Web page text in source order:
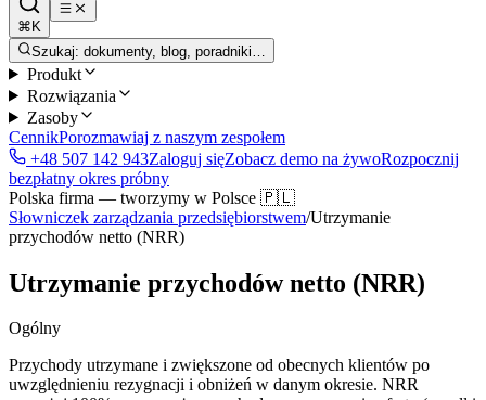
⌘K
Szukaj: dokumenty, blog, poradniki…
Produkt
Rozwiązania
Zasoby
CennikPorozmawiaj z naszym zespołem
+48 507 142 943Zaloguj sięZobacz demo na żywoRozpocznij
bezpłatny okres próbny
Polska firma — tworzymy w Polsce 🇵🇱
Słowniczek zarządzania przedsiębiorstwem/Utrzymanie
przychodów netto (NRR)
Utrzymanie przychodów netto (NRR)
Ogólny
Przychody utrzymane i zwiększone od obecnych klientów po
uwzględnieniu rezygnacji i obniżeń w danym okresie. NRR